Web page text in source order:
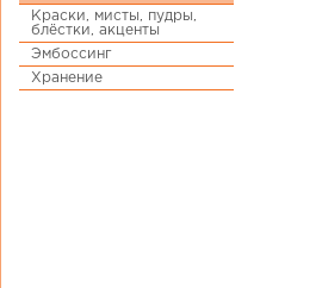
Краски, мисты, пудры,
блёстки, акценты
Эмбоссинг
Хранение